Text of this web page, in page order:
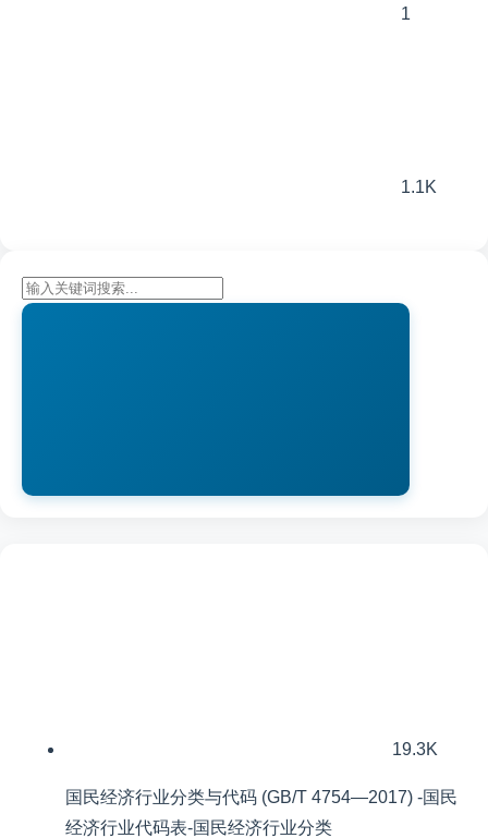
1
1.1K
19.3K
国民经济行业分类与代码 (GB/T 4754—2017) -国民
经济行业代码表-国民经济行业分类